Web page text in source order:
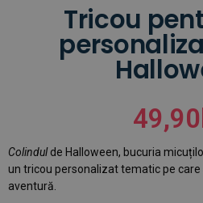
Tricou
49,90
Colindulde Halloween, bucuria
un tricou personalizat tematic pe care
aventură.